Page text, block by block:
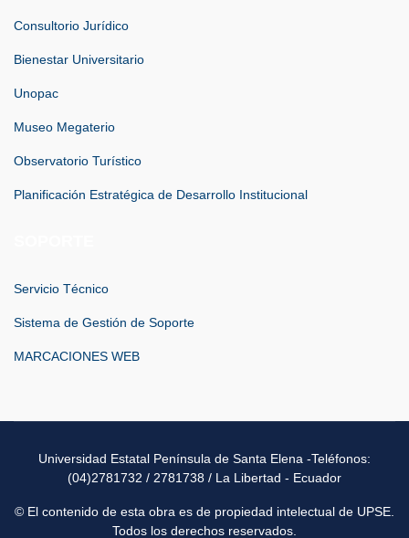
Consultorio Jurídico
Bienestar Universitario
Unopac
Museo Megaterio
Observatorio Turístico
Planificación Estratégica de Desarrollo Institucional
Servicio Técnico
Sistema de Gestión de Soporte
MARCACIONES WEB
Universidad Estatal Península de Santa Elena -Teléfonos:
(04)2781732 / 2781738 / La Libertad - Ecuador
© El contenido de esta obra es de propiedad intelectual de UPSE.
Todos los derechos reservados.